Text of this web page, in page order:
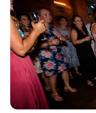
sonido de las
asfalto.
EL SALDO ROJO:
Cuando el humo
dantesca. La calle
después de un